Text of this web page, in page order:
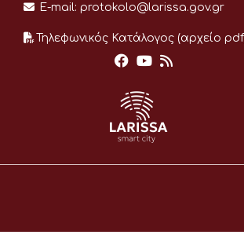
E-mail: protokolo@larissa.gov.gr
Τηλεφωνικός Κατάλογος (αρχείο